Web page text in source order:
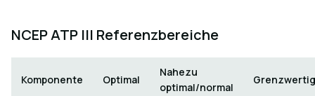
NCEP ATP III Referenzbereiche
Komponente Optimal
Nahezu
optimal/normal
Grenzwertig